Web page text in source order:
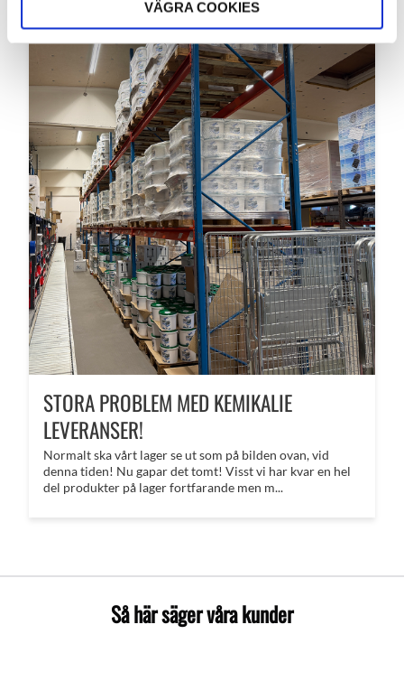
VÄGRA COOKIES
STORA PROBLEM MED KEMIKALIE
LEVERANSER!
Normalt ska vårt lager se ut som på bilden ovan, vid
denna tiden! Nu gapar det tomt! Visst vi har kvar en hel
del produkter på lager fortfarande men m...
Så här säger våra kunder